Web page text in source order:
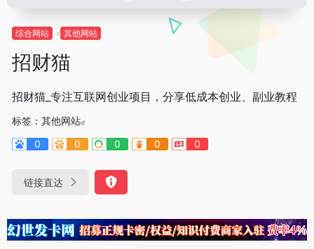
综合网站 其他网站
招财猫
招财猫_专注互联网创业项目，分享低成本创业、副业教程
标签： 其他网站
0
0 0 0 0
链接直达